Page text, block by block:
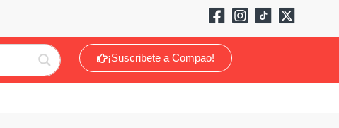
¡Suscribete a Compao!